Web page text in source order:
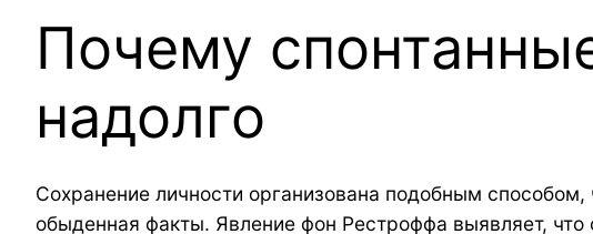
Почему
надолго
Сохранение личности организована подобным
обыденная факты. Явление фон Рестроффа выявляет,